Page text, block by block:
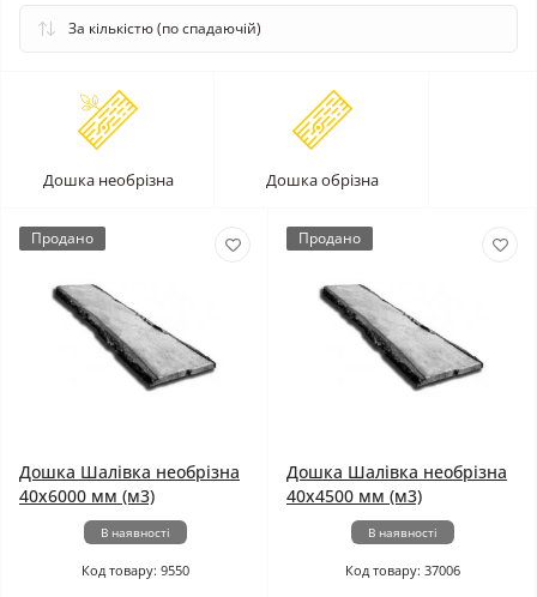
Дошка необрізна Дошка обрізна
Продано
Дошка Шалівка необрізна
40x6000 мм (м3)
В наявності
Код товару: 9550
Продано
Дошка Шалівка необрізна
40x4500 мм (м3)
В наявності
Код товару: 37006